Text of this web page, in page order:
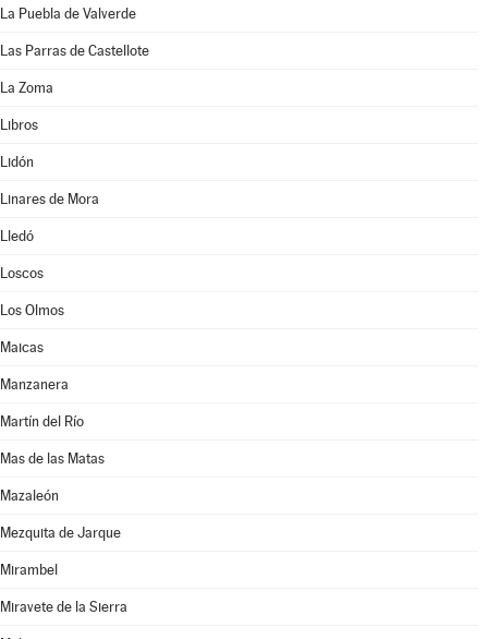
La Puebla de Valverde
Las Parras de Castellote
La Zoma
Libros
Lidón
Linares de Mora
Lledó
Loscos
Los Olmos
Maicas
Manzanera
Martín del Río
Mas de las Matas
Mazaleón
Mezquita de Jarque
Mirambel
Miravete de la Sierra